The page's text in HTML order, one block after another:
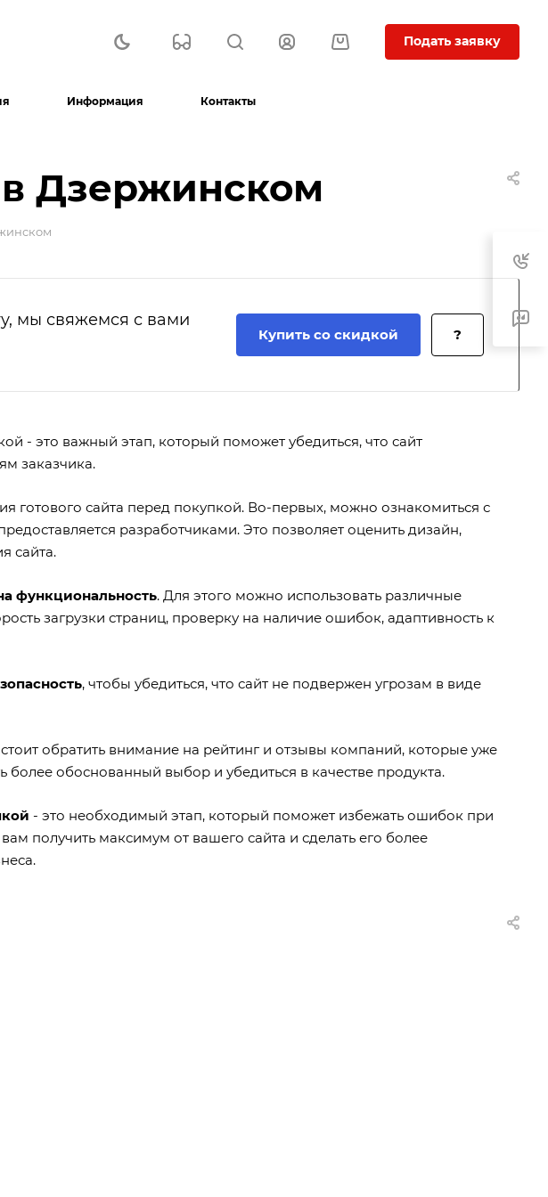
Подать заявку
Информация Контакты
Дзержинском
мы свяжемся с вами
Купить со скидкой ?
- это важный этап, который поможет убедиться, что сайт
заказчика.
готового сайта перед покупкой. Во-первых, можно ознакомиться с
разработчиками. Это позволяет оценить дизайн,
сайта.
функциональность. Для этого можно использовать различные
загрузки страниц, проверку на наличие ошибок, адаптивность к
, чтобы убедиться, что сайт не подвержен угрозам в виде
обратить внимание на рейтинг и отзывы компаний, которые уже
более обоснованный выбор и убедиться в качестве продукта.
- это необходимый этап, который поможет избежать ошибок при
получить максимум от вашего сайта и сделать его более